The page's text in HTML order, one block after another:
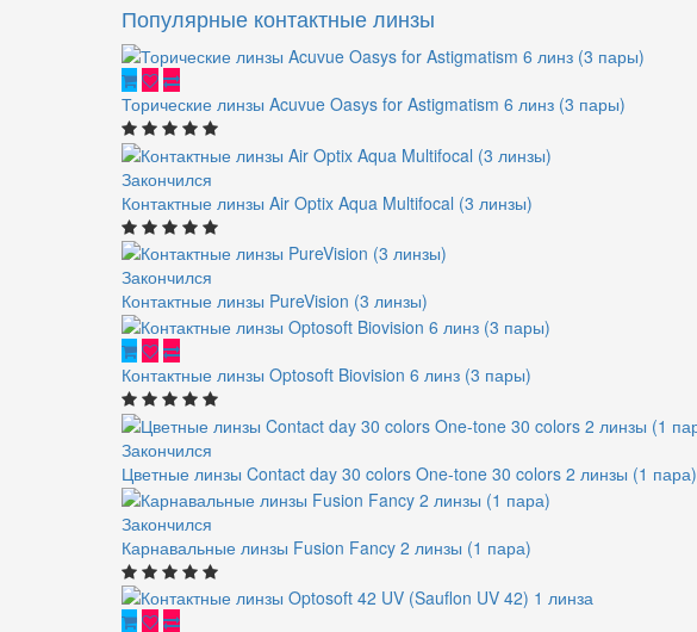
Популярные контактные линзы
Торические линзы Acuvue Oasys for Astigmatism 6 линз (3 пары)
Закончился
Контактные линзы Air Optix Aqua Multifocal (3 линзы)
Закончился
Контактные линзы PureVision (3 линзы)
Контактные линзы Optosoft Biovision 6 линз (3 пары)
Закончился
Цветные линзы Contact day 30 colors One-tone 30 colors 2 линзы (1 пара)
Закончился
Карнавальные линзы Fusion Fancy 2 линзы (1 пара)